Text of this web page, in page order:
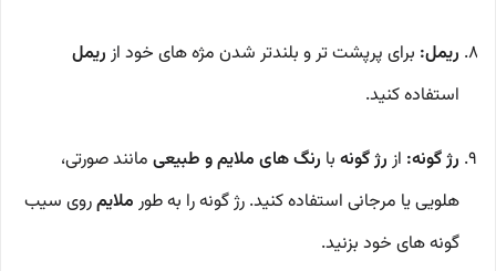
ریمل: برای پرپشت تر و بلندتر شدن مژه های خود از ریمل
استفاده کنید.
رژ گونه: از رژ گونه با رنگ های ملایم و طبیعی مانند صورتی،
هلویی یا مرجانی استفاده کنید. رژ گونه را به طور ملایمروی سیب
گونه های خود بزنید.